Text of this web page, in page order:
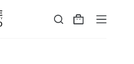
Shopping